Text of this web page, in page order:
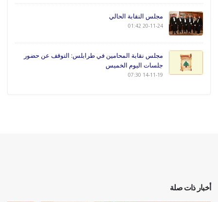
مجلس النقابة الحالي
20-11-24 01:42
مجلس نقابة المحامين في طرابلس: التوقف عن حضور
جلسات اليوم الخميس
14-11-19 07:30
أخبار ذات صلة